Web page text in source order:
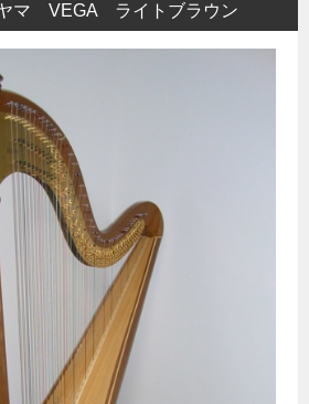
マ VEGA ライトブラウン